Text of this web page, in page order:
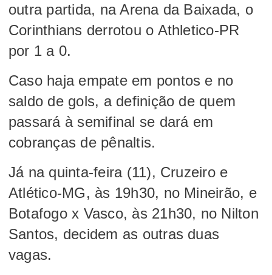
outra partida, na Arena da Baixada, o
Corinthians derrotou o Athletico-PR
por 1 a 0.
Caso haja empate em pontos e no
saldo de gols, a definição de quem
passará à semifinal se dará em
cobranças de pênaltis.
Já na quinta-feira (11), Cruzeiro e
Atlético-MG, às 19h30, no Mineirão, e
Botafogo x Vasco, às 21h30, no Nilton
Santos, decidem as outras duas
vagas.